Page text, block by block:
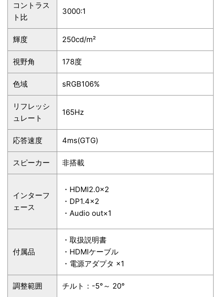
コントラス
ト比
3000:1
輝度 250cd/m²
視野角 178度
色域 sRGB106%
リフレッシ
ュレート
165Hz
応答速度 4ms(GTG)
スピーカー 非搭載
インターフ
ェース
・HDMI2.0×2
・DP1.4×2
・Audio out×1
付属品
・取扱説明書
・HDMIケーブル
・電源アダプタ ×1
調整範囲 チルト：-5°～ 20°